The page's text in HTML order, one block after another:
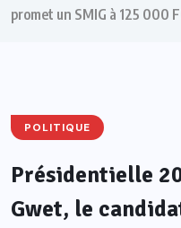
promet un SMIG à 125 000
POLITIQUE
Présidentielle
Gwet, le